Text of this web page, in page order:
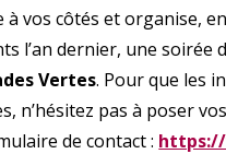
à vos côtés et organise,
l’an dernier, une soirée
Vertes. Pour que les
n’hésitez pas à poser
de contact :